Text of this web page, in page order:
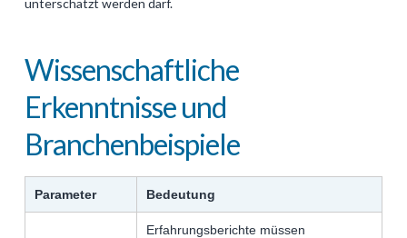
unterschätzt werden darf.
Wissenschaftliche
Erkenntnisse und
Branchenbeispiele
Parameter Bedeutung
Erfahrungsberichte müssen